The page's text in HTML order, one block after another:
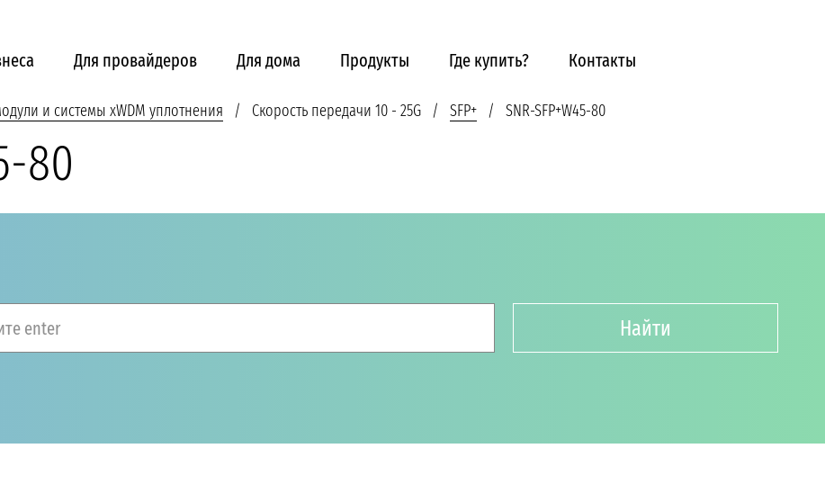
Для провайдеров Для дома Продукты Где купить? Контакты
и системы xWDM уплотнения Скорость передачи 10 - 25G SFP+ SNR-SFP+W45-80
80
enter Найти